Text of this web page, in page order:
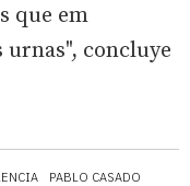
PABLO CASADO
que em
concluye